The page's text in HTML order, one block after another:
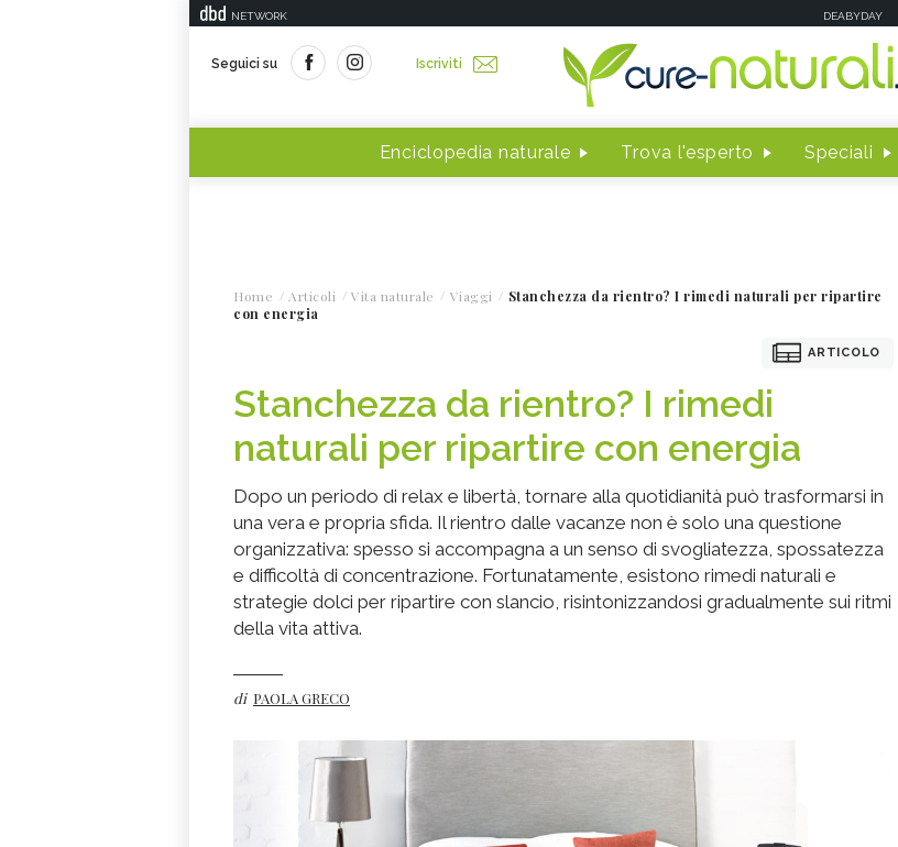
NETWORK DEABYDAY
Seguici su Iscriviti
Enciclopedia naturale Trova l'esperto Speciali
Home Articoli Vita naturale Viaggi
Stanchezza da rientro? I rimedi naturali per ripartire
con energia
ARTICOLO
Stanchezza da rientro? I rimedi
naturali per ripartire con energia
Dopo un periodo di relax e libertà, tornare alla quotidianità può trasformarsi in
una vera e propria sfida. Il rientro dalle vacanze non è solo una questione
organizzativa: spesso si accompagna a un senso di svogliatezza, spossatezza
e difficoltà di concentrazione. Fortunatamente, esistono rimedi naturali e
strategie dolci per ripartire con slancio, risintonizzandosi gradualmente sui ritmi
della vita attiva.
di PAOLA GRECO